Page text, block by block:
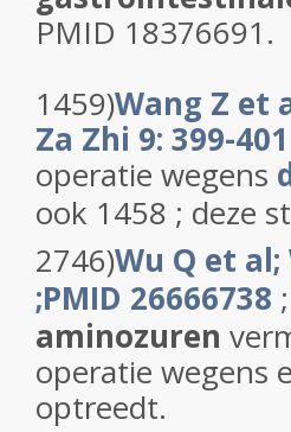
PMID 18376691.
1459)Wang Z et
Za Zhi 9: 399-
operatie wegens
ook 1458 ; deze
2746)Wu Q et al;
;PMID 26666738 ;
aminozuren
operatie wegens
optreedt.